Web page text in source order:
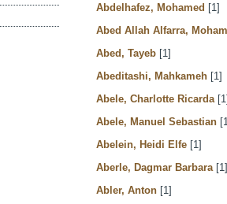
Abdelhafez, Mohamed [1]
Abed Allah Alfarra,
Abed, Tayeb [1]
Abeditashi, Mahkameh [1]
Abele, Charlotte Ricarda
Abele, Manuel Sebastian
Abelein, Heidi Elfe [1]
Aberle, Dagmar Barbara [1]
Abler, Anton [1]